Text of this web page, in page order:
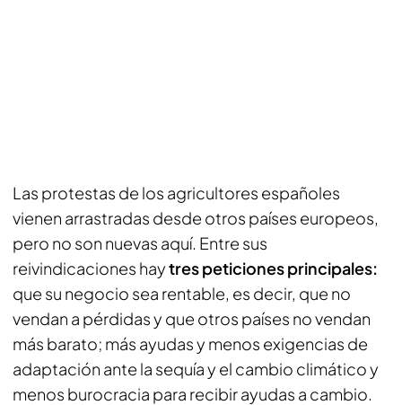
Las protestas de los agricultores españoles
vienen arrastradas desde otros países europeos,
pero no son nuevas aquí. Entre sus
reivindicaciones haytres peticiones principales:
que su negocio sea rentable, es decir, que no
vendan a pérdidas y que otros países no vendan
más barato; más ayudas y menos exigencias de
adaptación ante la sequía y el cambio climático y
menos burocracia para recibir ayudas a cambio.